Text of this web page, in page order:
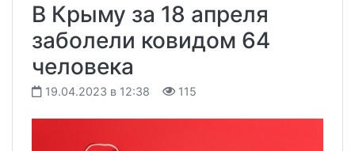
В Крыму за 18 апреля
заболели ковидом 64
человека
19.04.2023 в 12:38 115